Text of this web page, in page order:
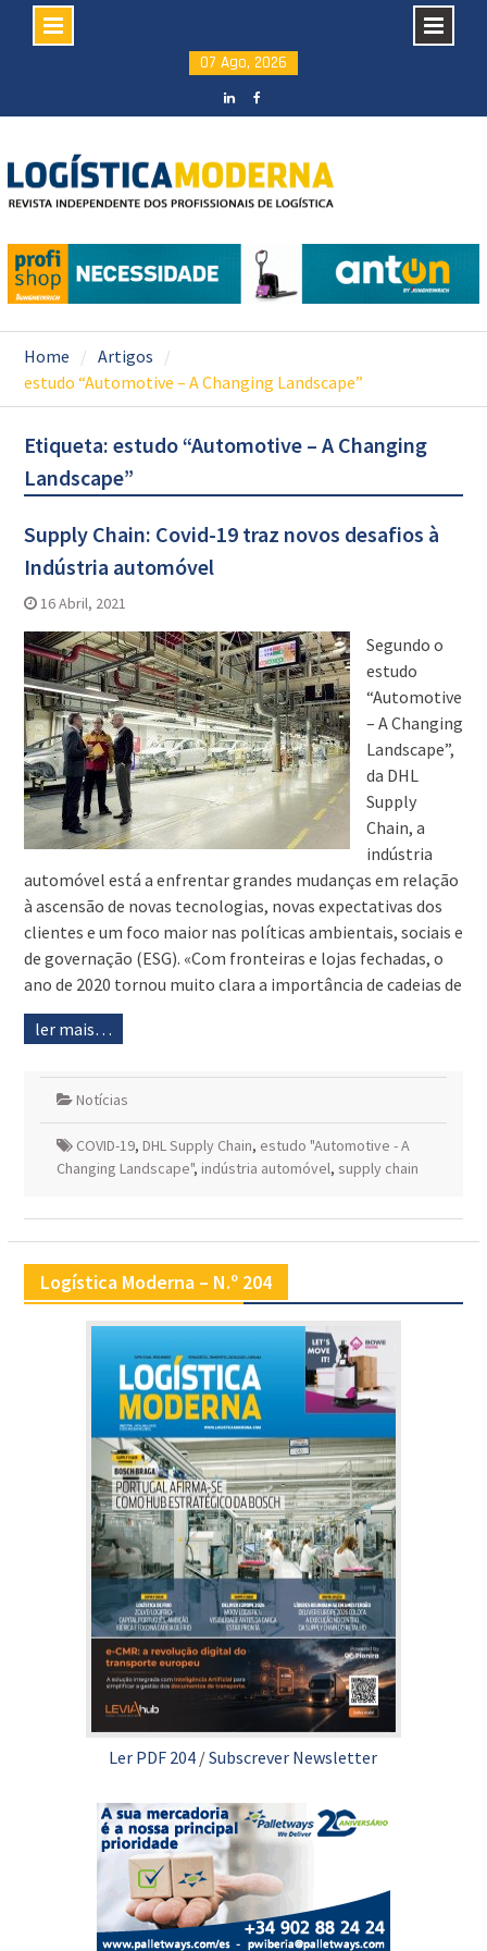
content
07 Ago, 2026
Home
Artigos
estudo “Automotive – A Changing Landscape”
Etiqueta: estudo “Automotive – A Changing
Landscape”
Supply Chain: Covid-19 traz novos desafios à
Indústria automóvel
16 Abril, 2021
Segundo o
estudo
“Automotive
– A Changing
Landscape”,
da DHL
Supply
Chain, a
indústria
automóvel está a enfrentar grandes mudanças em relação
à ascensão de novas tecnologias, novas expectativas dos
clientes e um foco maior nas políticas ambientais, sociais e
de governação (ESG). «Com fronteiras e lojas fechadas, o
ano de 2020 tornou muito clara a importância de cadeias de
ler mais…
Notícias
COVID-19, DHL Supply Chain, estudo "Automotive - A
Changing Landscape", indústria automóvel, supply chain
Logística Moderna – N.º 204
Ler PDF 204 /Subscrever Newsletter